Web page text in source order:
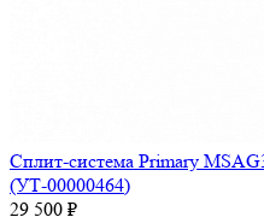
Сплит-система Primary
(УТ-00000464)
29 500 ₽